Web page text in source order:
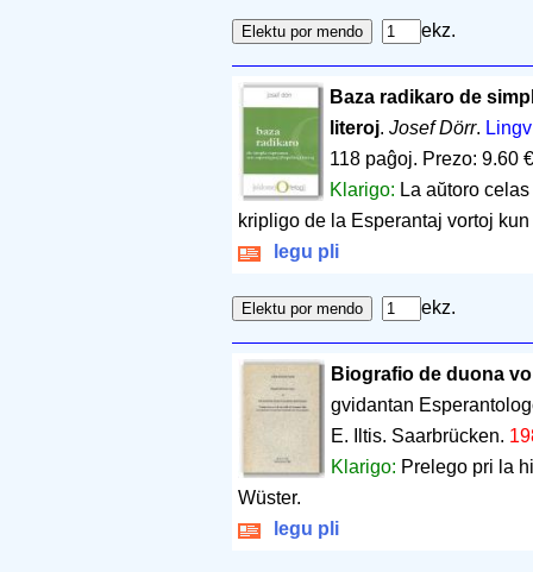
ekz.
Baza radikaro de
literoj. Josef Dörr.
118 paĝoj. Prezo: 9.60 €
Klarigo: La aŭtoro
kripligo de la Esperantaj vortoj
legu pli
ekz.
Biografio de duona
gvidantan
E. Iltis. Saarbrücken.
Klarigo: Prelego pri la
Wüster.
legu pli